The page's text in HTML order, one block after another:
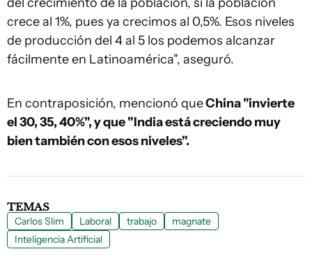
crece al 1%, pues ya crecimos al 0,5%. Esos niveles
de producción del 4 al 5 los podemos alcanzar
fácilmente en Latinoamérica", aseguró.
En contraposición, mencionó queChina "invierte
el 30, 35, 40%", y que "India está creciendo muy
bien también con esos niveles".
TEMAS
Carlos Slim Laboral trabajo
magnate
Inteligencia Artificial